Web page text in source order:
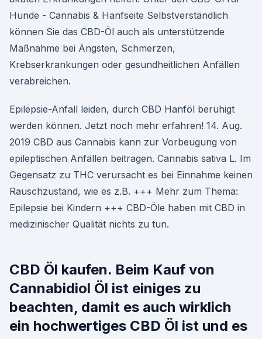
Hunde - Cannabis & Hanfseite Selbstverständlich
können Sie das CBD-Öl auch als unterstützende
Maßnahme bei Ängsten, Schmerzen,
Krebserkrankungen oder gesundheitlichen Anfällen
verabreichen.
Epilepsie-Anfall leiden, durch CBD Hanföl beruhigt
werden können. Jetzt noch mehr erfahren! 14. Aug.
2019 CBD aus Cannabis kann zur Vorbeugung von
epileptischen Anfällen beitragen. Cannabis sativa L. Im
Gegensatz zu THC verursacht es bei Einnahme keinen
Rauschzustand, wie es z.B. +++ Mehr zum Thema:
Epilepsie bei Kindern +++ CBD-Öle haben mit CBD in
medizinischer Qualität nichts zu tun.
CBD Öl kaufen. Beim Kauf von
Cannabidiol Öl ist einiges zu
beachten, damit es auch wirklich
ein hochwertiges CBD Öl ist und es